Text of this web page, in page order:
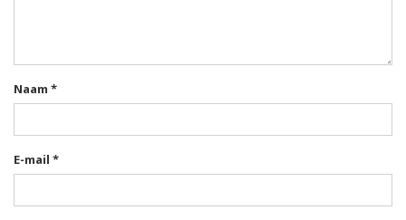
Naam *
E-mail *